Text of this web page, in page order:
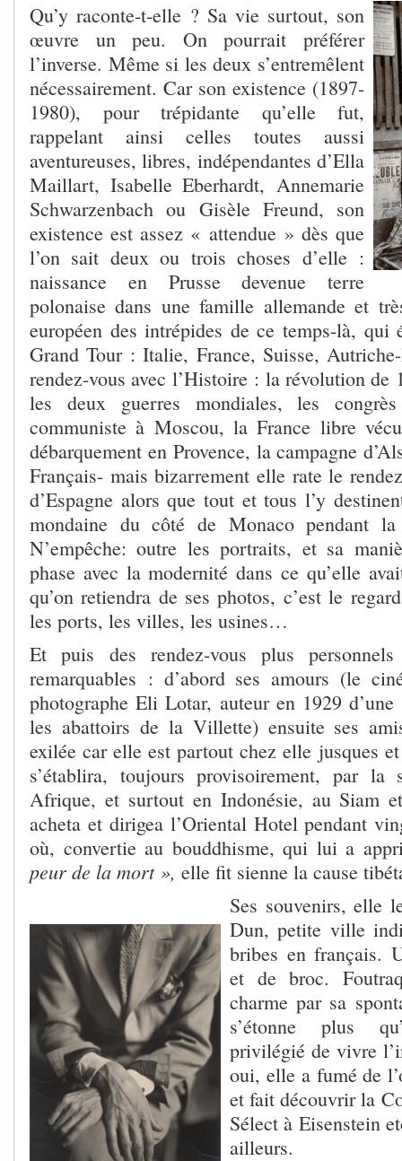
Qu’y raconte-t-elle ? Sa vie surtout, son
œuvre un peu. On pourrait préférer
l’inverse. Même si les deux s’entremêlent
nécessairement. Car son existence (1897-
1980), pour trépidante qu’elle fut,
rappelant ainsi celles toutes aussi
aventureuses, libres, indépendantes d’Ella
Maillart, Isabelle Eberhardt, Annemarie
Schwarzenbach ou Gisèle Freund, son
existence est assez « attendue » dès que
l’on sait deux ou trois choses d’elle :
naissance en Prusse devenue terre
polonaise dans une famille allemande et
européen des intrépides de ce temps-là, qui
Grand Tour : Italie, France, Suisse,
rendez-vous avec l’Histoire : la révolution de
les deux guerres mondiales, les
communiste à Moscou, la France libre
débarquement en Provence, la campagne
Français- mais bizarrement elle rate le
d’Espagne alors que tout et tous l’y
mondaine du côté de Monaco pendant
N’empêche: outre les portraits, et sa
phase avec la modernité dans ce qu’elle
qu’on retiendra de ses photos, c’est le
les ports, les villes, les usines…
Et puis des rendez-vous plus
remarquables : d’abord ses amours (le
photographe Eli Lotar, auteur en 1929
les abattoirs de la Villette) ensuite ses
exilée car elle est partout chez elle jusques
s’établira, toujours provisoirement, par
Afrique, et surtout en Indonésie, au Siam
acheta et dirigea l’Oriental Hotel pendant
où, convertie au bouddhisme, qui lui a
peur de la mort », elle fit sienne la cause
Ses souvenirs, elle
Dun, petite ville
bribes en français.
et de broc.
charme par sa
s’étonne plus
privilégié de vivre
oui, elle a fumé de
et fait découvrir la
Sélect à Eisenstein
ailleurs.